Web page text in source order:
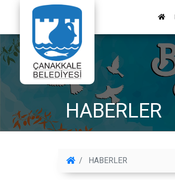
HABERLER
HABERLER